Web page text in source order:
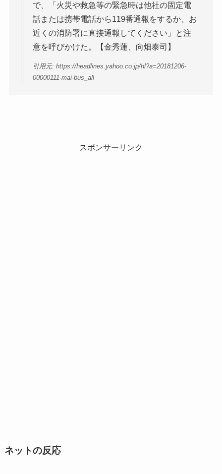
で、「火災や救急等の緊急時は他社の固定電
話または携帯電話から119番通報をするか、お
近くの消防署に直接通報してください」と注
意を呼びかけた。【金秀蓮、向畑泰司】
引用元: https://headlines.yahoo.co.jp/hl?a=20181206-
00000111-mai-bus_all
スポンサーリンク
ネットの反応